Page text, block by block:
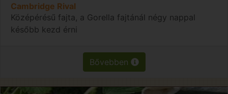
Cambridge Rival
Középérésű fajta, a Gorella fajtánál négy nappal
később kezd érni
Bővebben